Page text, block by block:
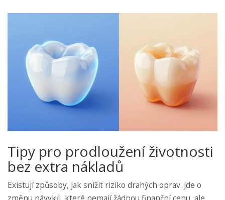
Tipy pro prodloužení životnosti
bez extra nákladů
Existují způsoby, jak snížit riziko drahých oprav. Jde o